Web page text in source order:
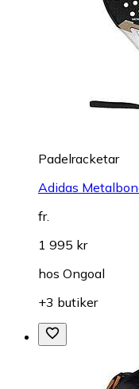
Padelracketar
Adidas
fr.
1 995 kr
hos Ongoal
+3 butiker